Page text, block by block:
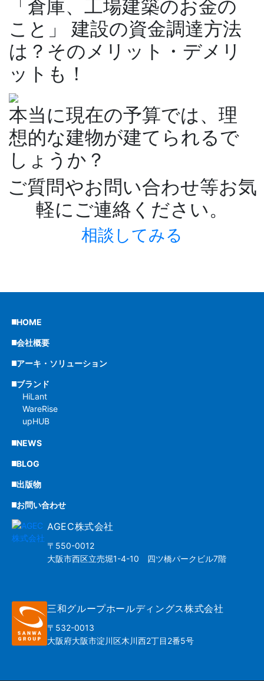
「倉庫、工場建築のお金の
こと」 建設の資金調達方法
は？そのメリット・デメリ
ットも！
本当に現在の予算では、理
想的な建物が建てられるで
しょうか？
ご質問やお問い合わせ等お気
軽にご連絡ください。
相談してみる
AGEC株式会社
〒550-0012
大阪市西区立売堀1-4-10 四ツ橋パークビル7階
三和グループホールディングス株式会社
〒532-0013
大阪府大阪市淀川区木川西2丁目2番5号
HOME
会社概要
アーキ・ソリューション
ブランド
HiLant
WareRise
upHUB
NEWS
BLOG
出版物
お問い合わせ